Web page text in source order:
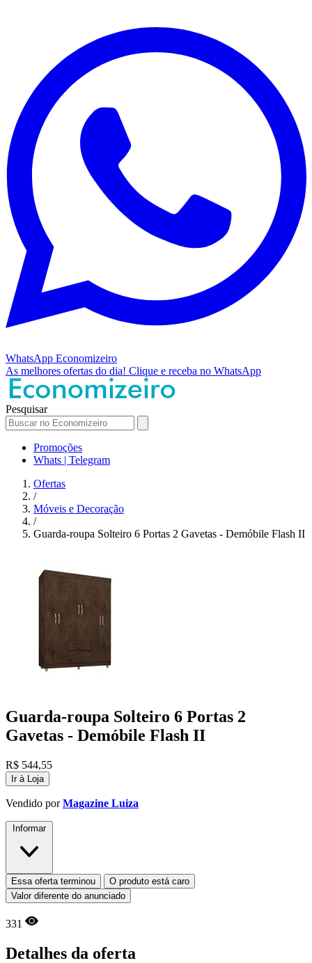
WhatsApp Economizeiro
As melhores ofertas do dia! Clique e receba no WhatsApp
Pesquisar
Promoções
Whats | Telegram
Ofertas
/
Móveis e Decoração
/
Guarda-roupa Solteiro 6 Portas 2 Gavetas - Demóbile Flash II
Guarda-roupa Solteiro 6 Portas 2
Gavetas - Demóbile Flash II
R$ 544,55
Ir à Loja
Vendido porMagazine Luiza
Informar
Essa oferta terminou
O produto está caro
Valor diferente do anunciado
331
Detalhes da oferta